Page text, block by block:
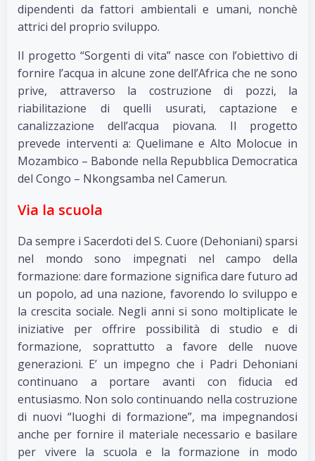
dipendenti da fattori ambientali e umani, nonchè
attrici del proprio sviluppo.
Il progetto “Sorgenti di vita” nasce con l’obiettivo di
fornire l’acqua in alcune zone dell’Africa che ne sono
prive, attraverso la costruzione di pozzi, la
riabilitazione di quelli usurati, captazione e
canalizzazione dell’acqua piovana. Il progetto
prevede interventi a: Quelimane e Alto Molocue in
Mozambico – Babonde nella Repubblica Democratica
del Congo – Nkongsamba nel Camerun.
Via la scuola
Da sempre i Sacerdoti del S. Cuore (Dehoniani) sparsi
nel mondo sono impegnati nel campo della
formazione: dare formazione significa dare futuro ad
un popolo, ad una nazione, favorendo lo sviluppo e
la crescita sociale. Negli anni si sono moltiplicate le
iniziative per offrire possibilità di studio e di
formazione, soprattutto a favore delle nuove
generazioni. E’ un impegno che i Padri Dehoniani
continuano a portare avanti con fiducia ed
entusiasmo. Non solo continuando nella costruzione
di nuovi “luoghi di formazione”, ma impegnandosi
anche per fornire il materiale necessario e basilare
per vivere la scuola e la formazione in modo